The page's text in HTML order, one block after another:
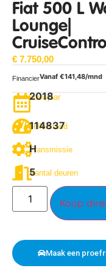
Fiat 500 L
Lounge|
€ 7.750,00
FinancierVanaf €141,48/mnd
bouwjaar
2018
Tellerstand
114837
Transmissie
H
Aantal deuren
5
Koop
Maak een